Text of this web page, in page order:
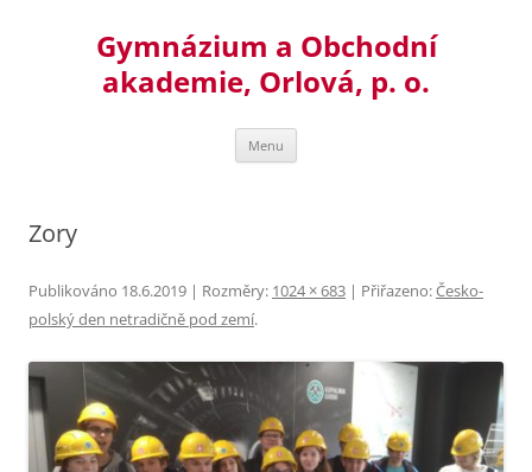
Gymnázium a Obchodní
akademie, Orlová, p. o.
Menu
Zory
Publikováno 18.6.2019 | Rozměry: 1024 × 683 | Přiřazeno:Česko-
polský den netradičně pod zemí.